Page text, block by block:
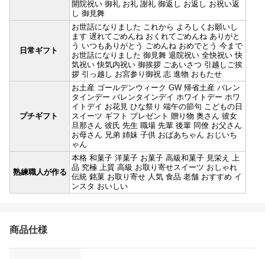
開院祝い 御礼 お礼 謝礼 御返し お返し お祝い返
し 御見舞
日常ギフト
お世話になりました これから よろしくお願いし
ます 遅れてごめんね おくれてごめんね ありがと
う いつもありがとう ごめんね おめでとう 今まで
お世話になりました 御見舞 退院祝い 全快祝い 快
気祝い 快気内祝い 御挨拶 ごあいさつ 引越しご挨
拶 引っ越し お宮参り御祝 志 進物 おもたせ
プチギフト
お土産 ゴールデンウィーク GW 帰省土産 バレン
タインデー バレンタインデイ ホワイトデー ホワ
イトデイ お花見 ひな祭り 端午の節句 こどもの日
スイーツ ギフト プレゼント 贈り物 奥さん 彼女
旦那さん 彼氏 先生 職場 先輩 後輩 同僚 お父さん
お母さん 兄弟 姉妹 子供 おばあちゃん おじいち
ゃん
熟練職人が作る
本格 和菓子 洋菓子 お菓子 高級和菓子 見栄え 上
品 究極 上質 高級 お取り寄せスイーツ おしゃれ
伝統 銘菓 お取り寄せ 人気 食品 老舗 おすすめ イ
ンスタ おいしい
商品仕様